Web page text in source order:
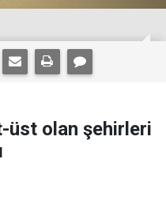
üst olan şehirleri